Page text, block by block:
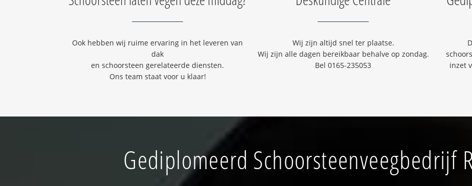
Ook hebben wij ruime ervaring in het leveren van
dak
en schoorsteen gerelateerde diensten.
Ons team staat voor u klaar!
Wij zijn altijd snel ter plaatse.
Wij zijn alle dagen bereikbaar behalve op zondag.
Bel 0165-235053
inzet
Gediplomeerd Schoorsteenveegbedrijf